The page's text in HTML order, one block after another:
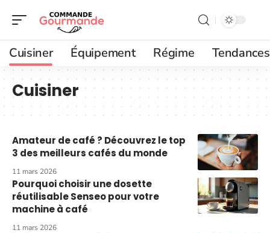
Cuisiner Équipement Régime Tendances
Cuisiner
Amateur de café ? Découvrez le top
3 des meilleurs cafés du monde
11 mars 2026
Pourquoi choisir une dosette
réutilisable Senseo pour votre
machine à café
11 mars 2026